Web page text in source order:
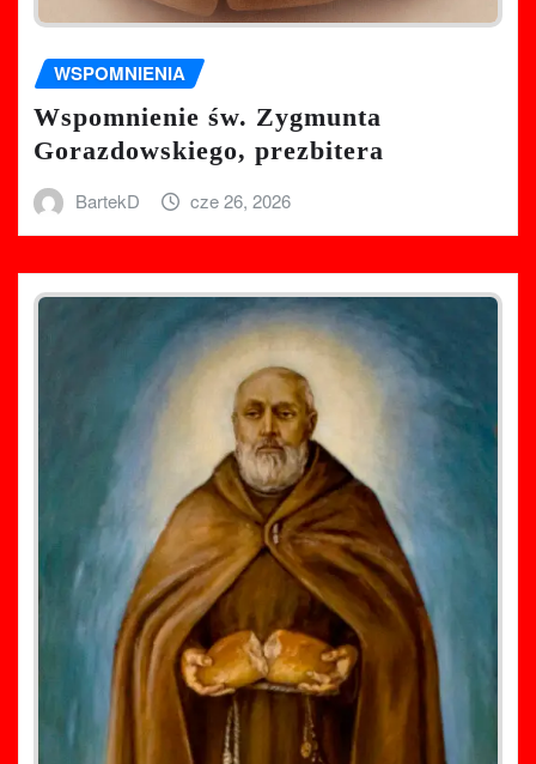
WSPOMNIENIA
Wspomnienie św. Zygmunta
Gorazdowskiego, prezbitera
BartekD cze 26, 2026